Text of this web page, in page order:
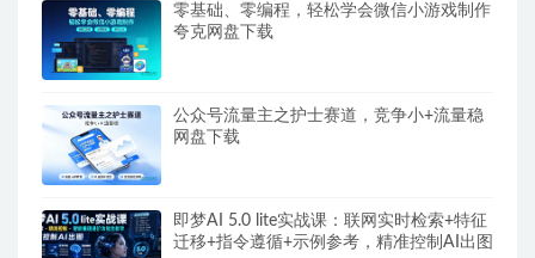
零基础、零编程，轻松学会微信小游戏制作
夸克网盘下载
公众号流量主之护士赛道，竞争小+流量稳
网盘下载
即梦AI 5.0 lite实战课：联网实时检索+特征
迁移+指令遵循+示例参考，精准控制AI出图